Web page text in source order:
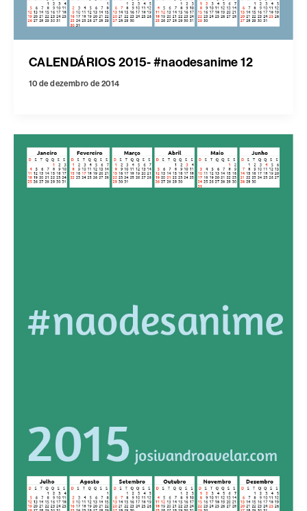
CALENDÁRIOS 2015- #naodesanime 12
10 de dezembro de 2014